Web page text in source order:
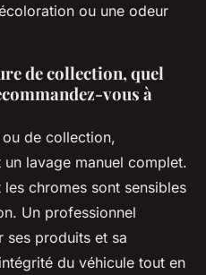
ou une odeur
de collection, quel
vous à
de collection,
lavage manuel complet.
chromes sont sensibles
Un professionnel
ses produits et sa
du véhicule tout en